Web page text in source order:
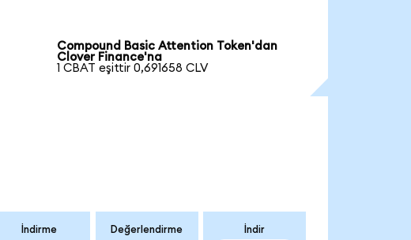
Compound Basic Attention Token'dan
Clover Finance'na
1 CBAT eşittir 0,691658 CLV
İndirme Değerlendirme İndir